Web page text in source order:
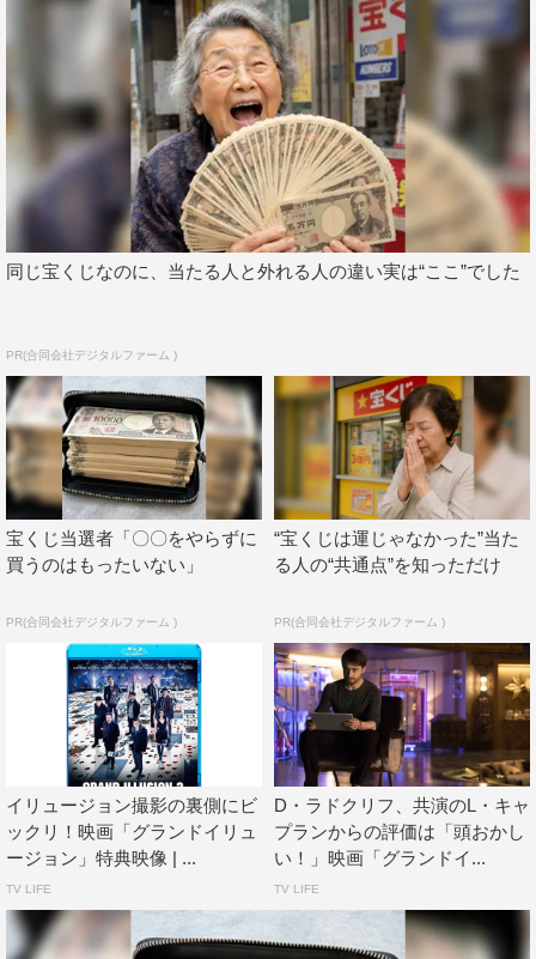
と知った松村は「そんなにそうそうたるメンバーだったん
ですか！？」と驚いた様子。また、Hannaが16歳の高校1
年生だということが判明すると「僕なんか無駄に49年生き
てますけど。でもリハーサルとは違う所を剣で刺されて痛
かったぞ！」と。
本作の感想については「フォー・ホースメンが盗んだチ
ップをトランプで飛ばして渡し合うシーンがあるんですけ
ど、映像でここまでできるんだっていう感じで迫力がすご
ね」と感想を語った。
続いて、アフィリア・サーガ、プリマベーラ、pottya、
魔法女子☆セイレーン、リトル☆オズが登場。それぞれが
アイドルグループということで特技などを披露し、松村も
「最近のアイドルはみんな若手芸人みたいにひとネタ持っ
てるんですね！」と感心しきり。
品の中でも最高傑作です。ぜひ皆さんも見てください」と
PRした。
『グランド・イリュージョン 見破られたトリック』ブル
ーレイ＆DVD
2017年1月11日（水）発売
プレミアム・エディション ブルーレイ＆DVD【初回限定
生産】
価格：6,800円 ＋税
同じ宝くじなのに、当たる人と外れる人の違い実は“ここ”でした
PR(合同会社デジタルファーム )
宝くじ当選者「〇〇をやらずに
買うのはもったいない」
PR(合同会社デジタルファーム )
“宝くじは運じゃなかった”当た
る人の“共通点”を知っただけ
PR(合同会社デジタルファーム )
イリュージョン撮影の裏側にビ
ックリ！映画「グランドイリュ
ージョン」特典映像 | ...
TV LIFE
D・ラドクリフ、共演のL・キャ
プランからの評価は「頭おかし
い！」映画「グランドイ...
TV LIFE